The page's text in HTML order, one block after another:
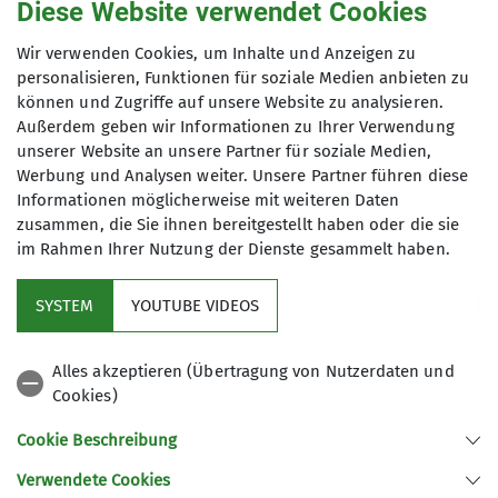
Kletterturm Kurs Mountainbike Mountainbikegruppe
Riemannhaus Sektion Ski- und Hochtourengruppe
Skihochtour Skitour Tour Tourengruppe Bergfreunde
Tourengruppe Konstein Veranstaltung Wandern
Wegearbeit
Diese Website verwendet Cookies
Wir verwenden Cookies, um Inhalte und Anzeigen zu
personalisieren, Funktionen für soziale Medien anbieten zu
können und Zugriffe auf unsere Website zu analysieren.
Außerdem geben wir Informationen zu Ihrer Verwendung
unserer Website an unsere Partner für soziale Medien,
Werbung und Analysen weiter. Unsere Partner führen diese
Informationen möglicherweise mit weiteren Daten
zusammen, die Sie ihnen bereitgestellt haben oder die sie
im Rahmen Ihrer Nutzung der Dienste gesammelt haben.
SYSTEM YOUTUBE VIDEOS
Alles akzeptieren (Übertragung von Nutzerdaten und
Cookies)
Cookie Beschreibung
Verwendete Cookies